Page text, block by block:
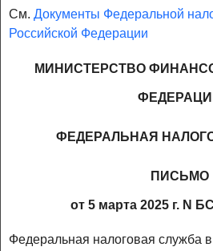
См. Документы Федеральной
Российской Федерации
МИНИСТЕРСТВО
ФЕДЕРАЛЬНАЯ
ПИСЬМО
от 5 марта 2025 г. N
Федеральная налоговая служба в